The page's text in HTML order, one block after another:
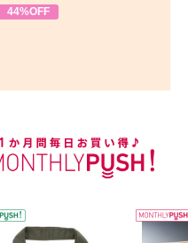
44%OFF
WEEKLY PUSH